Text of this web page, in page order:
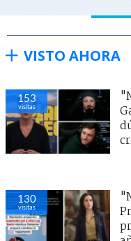
VISTO AHORA
153
visitas
130
visitas